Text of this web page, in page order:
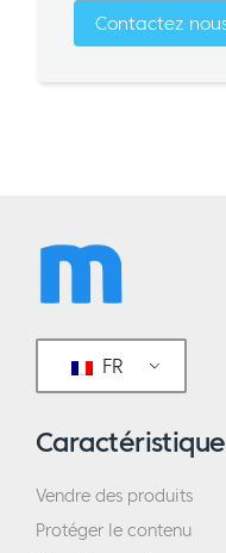
Contactez
FR
Vendre des produits
Protéger le contenu